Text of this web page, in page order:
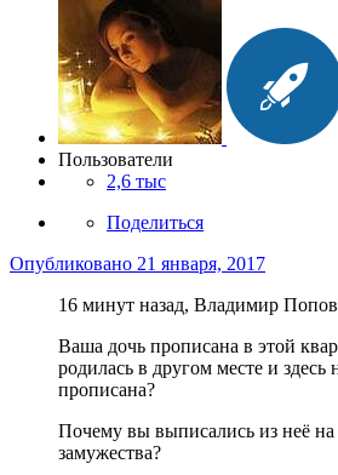
Пользователи
2,6 тыс
Поделиться
Опубликовано 21 января, 2017
16 минут назад, Владимир Попов
Ваша дочь прописана в этой
родилась в другом месте и здесь
прописана?
Почему вы выписались из неё
замужества?